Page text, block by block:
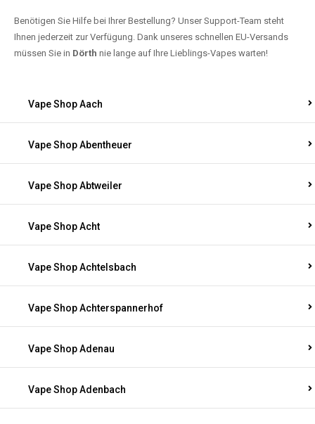
Benötigen Sie Hilfe bei Ihrer Bestellung? Unser Support-Team steht
Ihnen jederzeit zur Verfügung. Dank unseres schnellen EU-Versands
müssen Sie in Dörth nie lange auf Ihre Lieblings-Vapes warten!
Vape Shop Aach
Vape Shop Abentheuer
Vape Shop Abtweiler
Vape Shop Acht
Vape Shop Achtelsbach
Vape Shop Achterspannerhof
Vape Shop Adenau
Vape Shop Adenbach